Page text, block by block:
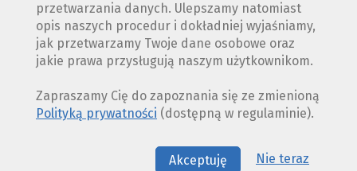
przetwarzania danych. Ulepszamy natomiast
opis naszych procedur i dokładniej wyjaśniamy,
jak przetwarzamy Twoje dane osobowe oraz
jakie prawa przysługują naszym użytkownikom.
Zapraszamy Cię do zapoznania się ze zmienioną
Polityką prywatności (dostępną w regulaminie).
Akceptuję Nie teraz